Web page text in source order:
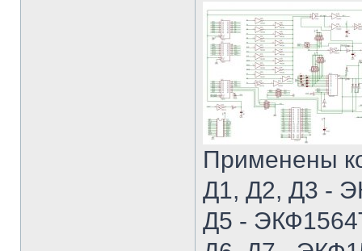
Применены
Д1, Д2, Д3 -
Д5 -